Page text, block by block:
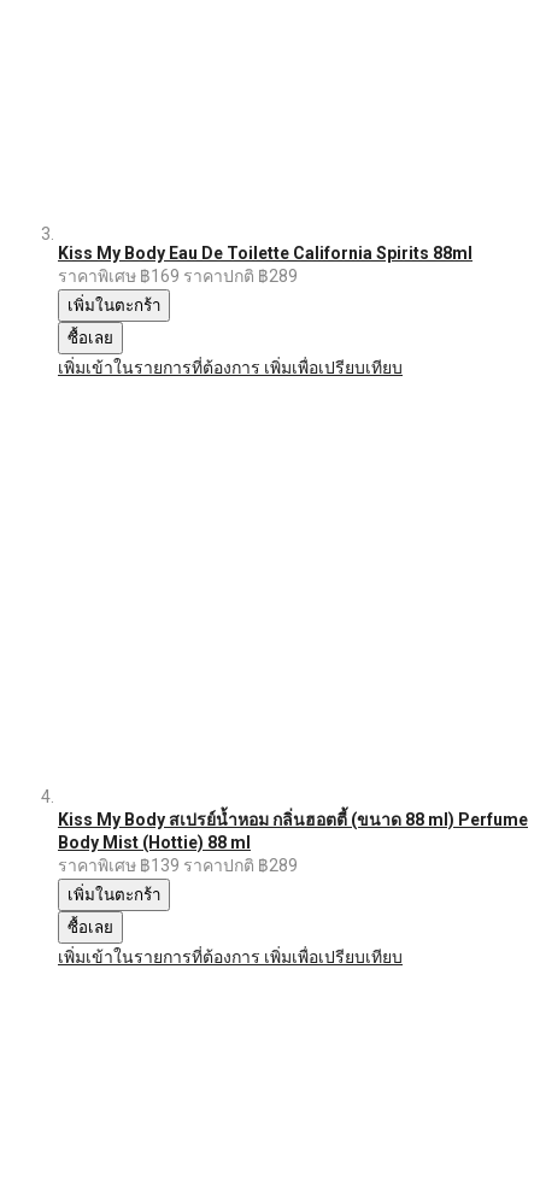
Kiss My Body Eau De Toilette California Spirits 88ml
ราคาพิเศษ ฿169 ราคาปกติ ฿289
เพิ่มในตะกร้า
ซื้อเลย
เพิ่มเข้าในรายการที่ต้องการ เพิ่มเพื่อเปรียบเทียบ
Kiss My Body สเปรย์น้ำหอม กลิ่นฮอตตี้ (ขนาด 88 ml) Perfume
Body Mist (Hottie) 88 ml
ราคาพิเศษ ฿139 ราคาปกติ ฿289
เพิ่มในตะกร้า
ซื้อเลย
เพิ่มเข้าในรายการที่ต้องการ เพิ่มเพื่อเปรียบเทียบ